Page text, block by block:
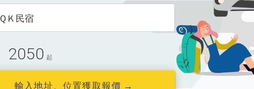
ＱＫ民宿
2050 起
輸入地址、位置獲取報價 →